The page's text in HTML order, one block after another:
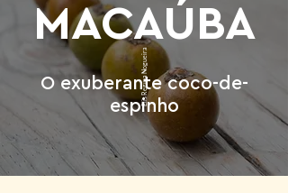
MACAÚBA
Elis Regina Nogueira
O exuberante coco-de-
espinho